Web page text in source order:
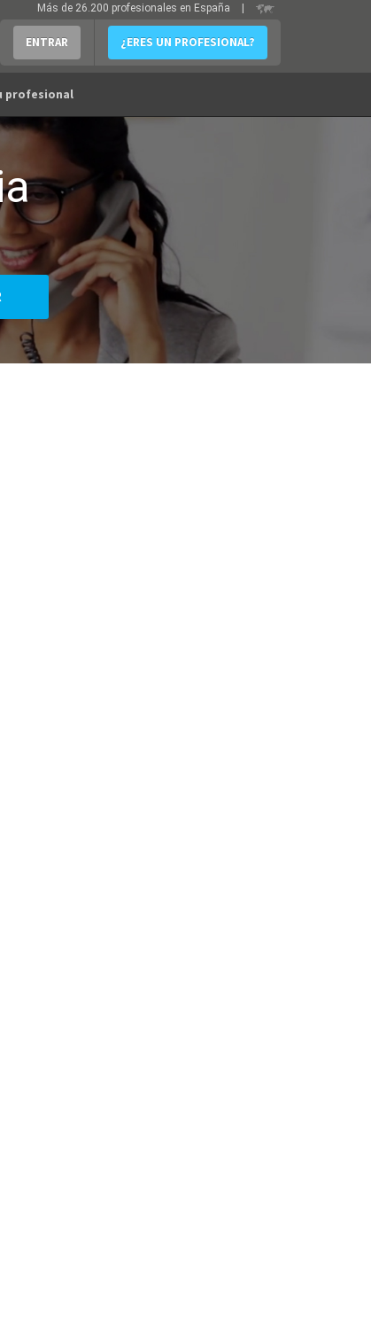
ENTRAR ¿ERES UN PROFESIONAL?
Más de 26.200 profesionales en España
profesional